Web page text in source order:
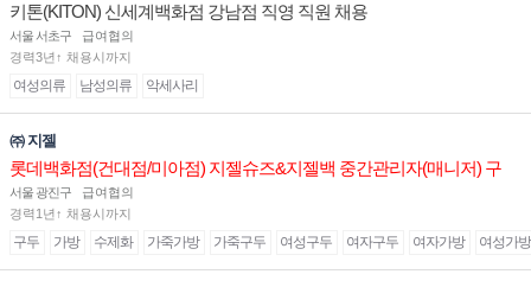
키톤(KITON) 신세계백화점 강남점 직영 직원 채용
서울 서초구
급여협의
경력3년↑ 채용시까지
여성의류 남성의류 악세사리
㈜ 지젤
롯데백화점(건대점/미아점) 지젤슈즈&지젤백 중간관리자(매니저) 구
인합니다
서울 광진구
급여협의
경력1년↑ 채용시까지
구두 가방 수제화 가죽가방 가죽구두 여성구두 여자구두 여자가방 여성가방